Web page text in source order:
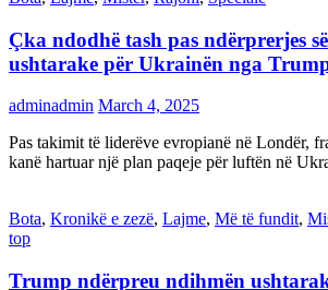
Çka ndodhë tash pas ndërprerjes
ushtarake për Ukrainën nga
adminadmin March 4, 2025
Pas takimit të liderëve evropianë në Londër,
kanë hartuar një plan paqeje për luftën në
Bota, Kronikë e zezë, Lajme, Më të fundit,
top
Trump ndërpreu ndihmën